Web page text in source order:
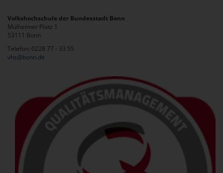
Volkshochschule der Bundesstadt Bonn
Mülheimer Platz 1
53111 Bonn
Telefon: 0228 77 - 33 55
vhs@bonn.de